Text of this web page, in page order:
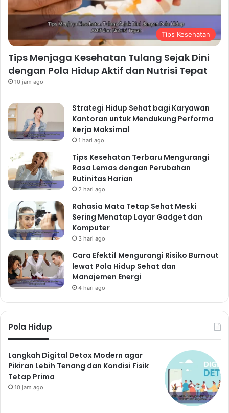
Konsumsi Makanan Sehat
dan Bergizi: Asupan Nutrisi
yang Tepat
Konsumsi makanan sehat dan bergizi merupakan pilar
penting dalam menjaga kesehatan tubuh secara alami.
mineral, dan antioksidan. Kurangi konsumsi makanan
olahan, makanan cepat saji, dan minuman manis.
Makanlah dalam porsi yang seimbang dan teratur.
Jangan lupa untuk mencukupi kebutuhan nutrisi harian
dengan mengonsumsi berbagai macam buah, sayur,
protein, dan karbohidrat kompleks.
Contoh Makanan Sehat untuk
Dikonsumsi
Buah-buahan:
Apel, pisang, jeruk, stroberi, dan buah-
buahan lainnya.
Bayam, kangkung, brokoli, wortel, dan
sayuran lainnya.
Protein: Ikan, ayam, telur, kacang-kacangan, dan tahu.
Karbohidrat kompleks:
Oatmeal, roti gandum, ubi
Kelola Stres dengan Baik:
Menjaga Keseimbangan
Mental
Stres merupakan faktor yang dapat memengaruhi
kesehatan tubuh secara signifikan. Stres kronis dapat
meningkatkan risiko berbagai penyakit, termasuk
penyakit jantung dan tekanan darah tinggi. Oleh
Tips Kesehatan
Tips Menjaga Kesehatan Tulang Sejak Dini
dengan Pola Hidup Aktif dan Nutrisi Tepat
10 jam ago
Strategi Hidup Sehat bagi Karyawan
Kantoran untuk Mendukung Performa
Kerja Maksimal
1 hari ago
Tips Kesehatan Terbaru Mengurangi
Rasa Lemas dengan Perubahan
Rutinitas Harian
2 hari ago
Rahasia Mata Tetap Sehat Meski
Sering Menatap Layar Gadget dan
Komputer
3 hari ago
Cara Efektif Mengurangi Risiko Burnout
lewat Pola Hidup Sehat dan
Manajemen Energi
4 hari ago
Pola Hidup
Langkah Digital Detox Modern agar
Pikiran Lebih Tenang dan Kondisi Fisik
Tetap Prima
10 jam ago